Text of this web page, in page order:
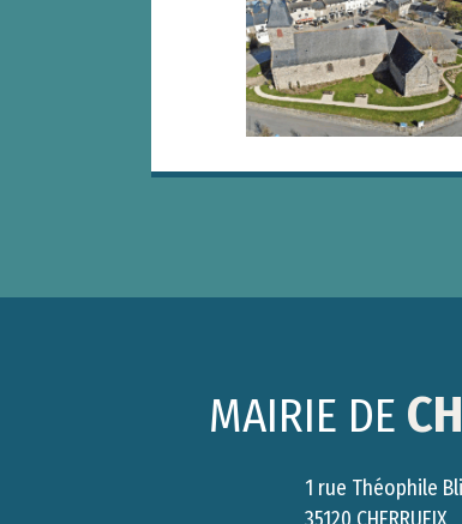
MAIRIE DE
1 rue Théophile